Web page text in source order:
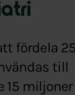
fördela 25
till
15 miljoner